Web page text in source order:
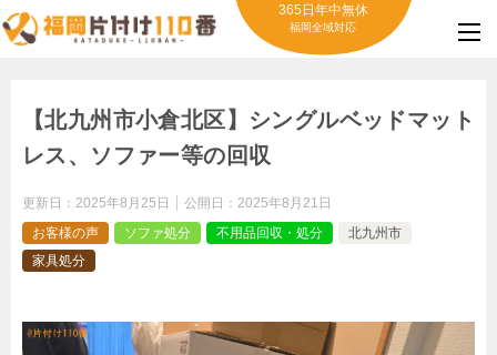
365日年中無休
福岡全域対応
【北九州市小倉北区】シングルベッドマット
レス、ソファー等の回収
更新日： 2025年8月25日 公開日： 2025年8月21日
お客様の声
ソファ処分 不用品回収・処分
北九州市
家具処分